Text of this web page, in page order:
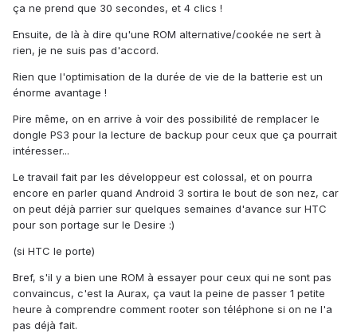
ça ne prend que 30 secondes, et 4 clics !
Ensuite, de là à dire qu'une ROM alternative/cookée ne sert à
rien, je ne suis pas d'accord.
Rien que l'optimisation de la durée de vie de la batterie est un
énorme avantage !
Pire même, on en arrive à voir des possibilité de remplacer le
dongle PS3 pour la lecture de backup pour ceux que ça pourrait
intéresser...
Le travail fait par les développeur est colossal, et on pourra
encore en parler quand Android 3 sortira le bout de son nez, car
on peut déjà parrier sur quelques semaines d'avance sur HTC
pour son portage sur le Desire :)
(si HTC le porte)
Bref, s'il y a bien une ROM à essayer pour ceux qui ne sont pas
convaincus, c'est la Aurax, ça vaut la peine de passer 1 petite
heure à comprendre comment rooter son téléphone si on ne l'a
pas déjà fait.